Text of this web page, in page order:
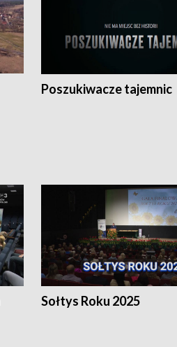
Poszukiwacze tajemnic
Sołtys Roku 2025